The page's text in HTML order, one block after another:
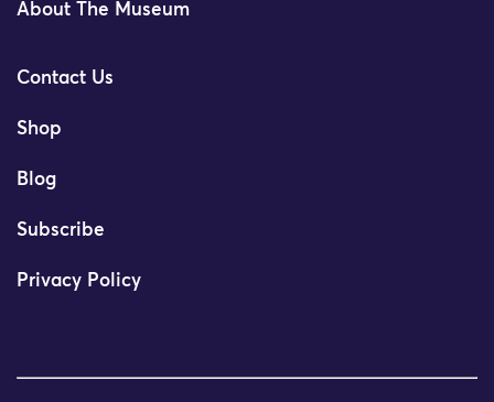
About The Museum
Contact Us
Shop
Blog
Subscribe
Privacy Policy